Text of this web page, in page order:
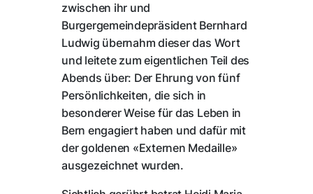
zwischen ihr und
Burgergemeindepräsident Bernhard
Ludwig übernahm dieser das Wort
und leitete zum eigentlichen Teil des
Abends über: Der Ehrung von fünf
Persönlichkeiten, die sich in
besonderer Weise für das Leben in
Bern engagiert haben und dafür mit
der goldenen «Externen Medaille»
ausgezeichnet wurden.